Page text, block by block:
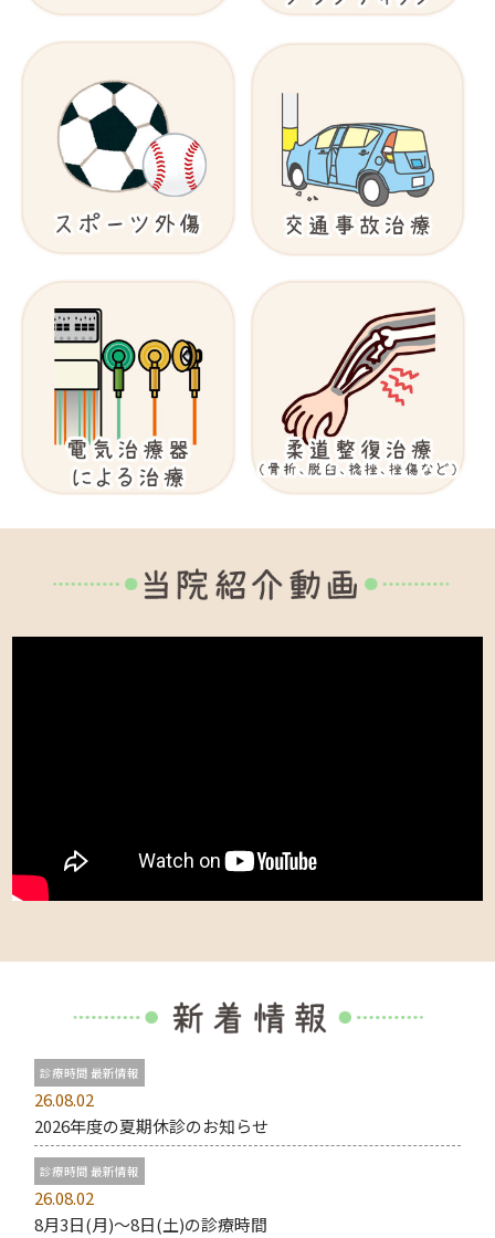
診療時間 最新情報
26.08.02
2026年度の夏期休診のお知らせ
診療時間 最新情報
26.08.02
8月3日(月)〜8日(土)の診療時間